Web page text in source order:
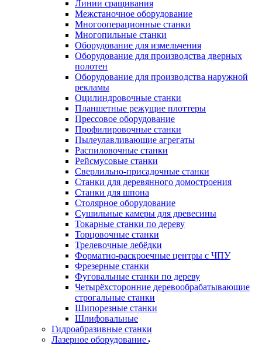
Линии сращивания
Межстаночное оборудование
Многооперационные станки
Многопильные станки
Оборудование для измельчения
Оборудование для производства дверных
полотен
Оборудование для производства наружной
рекламы
Оцилиндровочные станки
Планшетные режущие плоттеры
Прессовое оборудование
Профилировочные станки
Пылеулавливающие агрегаты
Распиловочные станки
Рейсмусовые станки
Сверлильно-присадочные станки
Станки для деревянного домостроения
Станки для шпона
Столярное оборудование
Сушильные камеры для древесины
Токарные станки по дереву
Торцовочные станки
Трелевочные лебёдки
Форматно-раскроечные центры с ЧПУ
Фрезерные станки
Фуговальные станки по дереву
Четырёхсторонние деревообрабатывающие
строгальные станки
Шипорезные станки
Шлифовальные
Гидроабразивные станки
Лазерное оборудование